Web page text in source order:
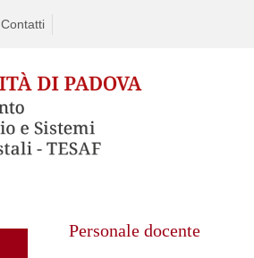
Contatti
Personale docente